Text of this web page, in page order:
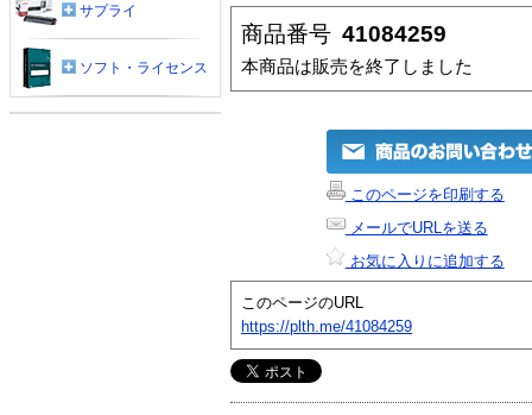
商品番号 41084259
本商品は販売を終了しました
このページを印刷する
メールでURLを送る
お気に入りに追加する
このページのURL
https://plth.me/41084259
サプライ
ソフト・ライセンス